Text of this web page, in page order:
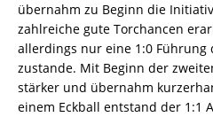
übernahm zu Beginn die
zahlreiche gute Torchancen
allerdings nur eine 1:0 Führung
zustande. Mit Beginn der
stärker und übernahm
einem Eckball entstand der 1:1